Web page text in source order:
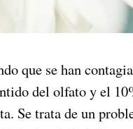
que se han
del olfato y el
Se trata de un